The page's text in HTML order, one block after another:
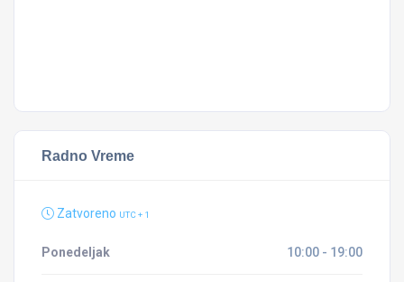
Radno Vreme
Zatvoreno UTC + 1
Ponedeljak 10:00 - 19:00